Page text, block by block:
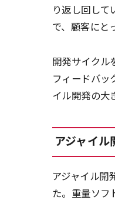
り返し回して
で、顧客にと
開発サイクル
フィードバッ
イル開発の大
アジャイル
アジャイル開
た。重量ソフ